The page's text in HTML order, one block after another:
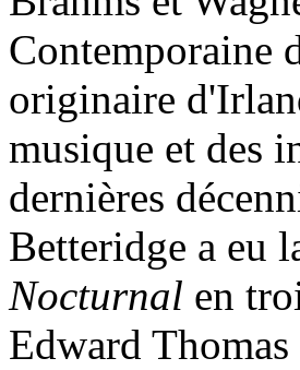
Contemporaine
originaire
musique et des
dernières
Betteridge a eu
Nocturnal en
Edward